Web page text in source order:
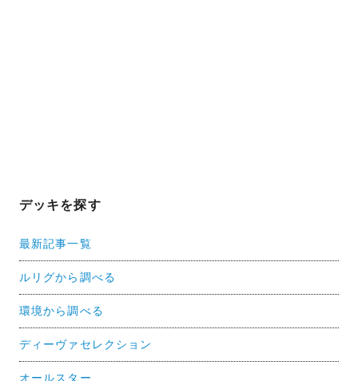
デッキを探す
最新記事一覧
ルリグから調べる
環境から調べる
ディーヴァセレクション